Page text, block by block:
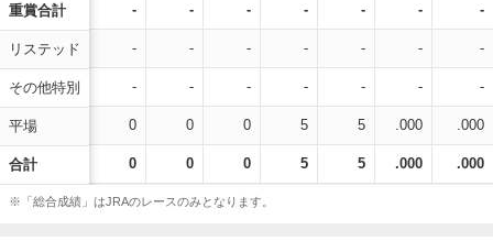
重賞合計
リステッド
その他特別
平場
合計
- - - - - - -
- - - - - - -
- - - - - - -
0 0 0 5 5 .000 .000
0 0 0 5 5 .000 .000
※「総合成績」はJRAのレースのみとなります。